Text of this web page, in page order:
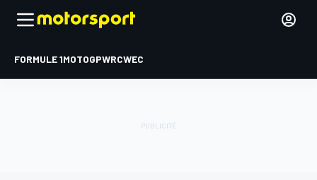
FORMULE 1MOTOGPWRCWEC